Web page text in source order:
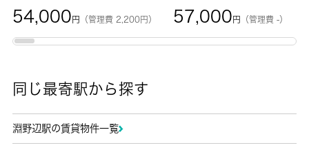
54,000 円 （管理費 2,200円） 57,000 円 （管理費 -）
同じ最寄駅から探す
淵野辺駅の賃貸物件一覧